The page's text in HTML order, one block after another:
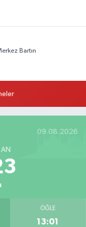
Bartın
09.08.2026
ÖĞLE
13:01